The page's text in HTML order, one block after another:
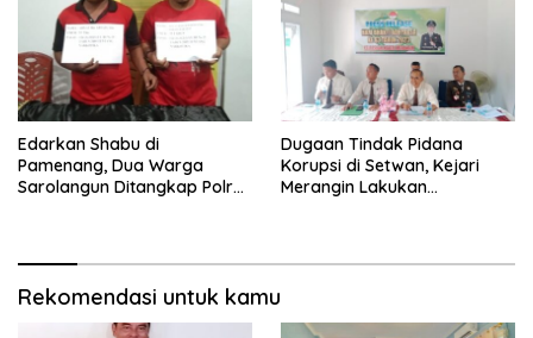
Edarkan Shabu di
Pamenang, Dua Warga
Sarolangun Ditangkap Polres
Dugaan Tindak Pidana
Korupsi di Setwan, Kejari
Merangin Lakukan
Rekomendasi untuk kamu